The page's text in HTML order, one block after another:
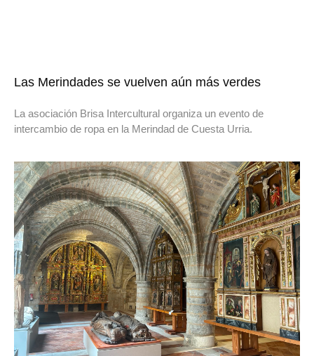
Las Merindades se vuelven aún más verdes
La asociación Brisa Intercultural organiza un evento de
intercambio de ropa en la Merindad de Cuesta Urria.